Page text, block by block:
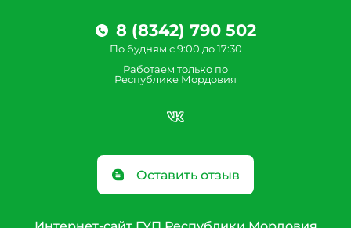
8 (8342) 790 502
По будням с 9:00 до 17:30
Работаем только по
Республике Мордовия
Оставить отзыв